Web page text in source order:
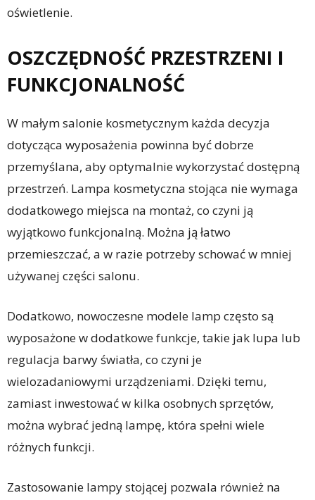
oświetlenie.
OSZCZĘDNOŚĆ PRZESTRZENI I
FUNKCJONALNOŚĆ
W małym salonie kosmetycznym każda decyzja
dotycząca wyposażenia powinna być dobrze
przemyślana, aby optymalnie wykorzystać dostępną
przestrzeń. Lampa kosmetyczna stojąca nie wymaga
dodatkowego miejsca na montaż, co czyni ją
wyjątkowo funkcjonalną. Można ją łatwo
przemieszczać, a w razie potrzeby schować w mniej
używanej części salonu.
Dodatkowo, nowoczesne modele lamp często są
wyposażone w dodatkowe funkcje, takie jak lupa lub
regulacja barwy światła, co czyni je
wielozadaniowymi urządzeniami. Dzięki temu,
zamiast inwestować w kilka osobnych sprzętów,
można wybrać jedną lampę, która spełni wiele
różnych funkcji.
Zastosowanie lampy stojącej pozwala również na